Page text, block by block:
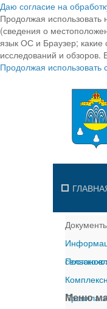
Даю согласие на
Продолжая использовать
(сведения о
язык ОС и Браузер; какие
исследований и обзоров.
Продолжая использовать
Правила
Меню